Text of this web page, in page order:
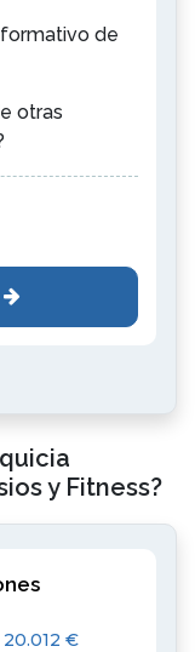
de
otras
y Fitness?
€